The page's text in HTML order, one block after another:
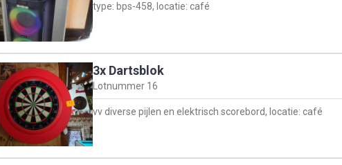
type: bps-458, locatie: café
3x Dartsblok
Lotnummer 16
vv diverse pijlen en elektrisch scorebord, locatie: café